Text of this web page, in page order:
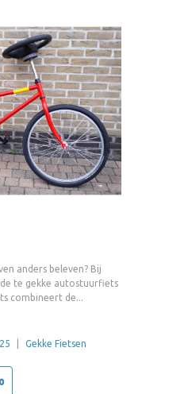
anders beleven? Bij
te gekke autostuurfiets
combineert de...
Gekke Fietsen
0